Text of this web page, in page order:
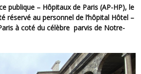
réservé au personnel de l’hôpital Hôtel –
à coté du célèbre parvis de Notre-